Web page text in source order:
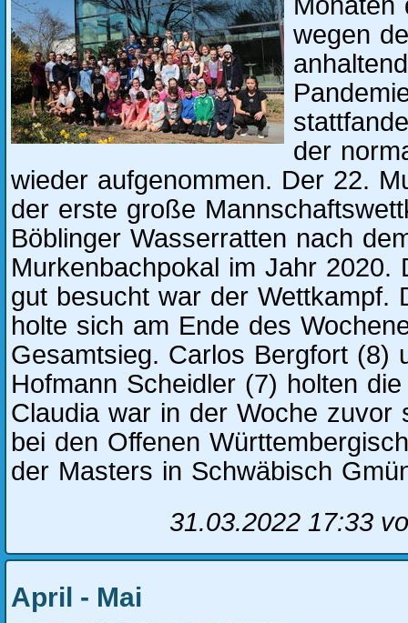
wegen
der
wieder aufgenommen. Der 22.
der erste große
Böblinger Wasserratten nach
Murkenbachpokal im Jahr 2020.
gut besucht war der Wettkampf.
holte sich am Ende des
Gesamtsieg. Carlos Bergfort (8)
Hofmann Scheidler (7) holten
Claudia war in der Woche zuvor
bei den Offenen
der Masters in Schwäbisch
31.03.2022 17:33
April - Mai